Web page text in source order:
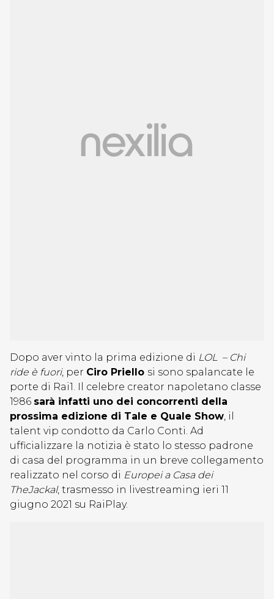
Dopo aver vinto la prima edizione di LOL – Chi
ride è fuori, per Ciro Priello si sono spalancate le
porte di Rai1. Il celebre creator napoletano classe
1986 sarà infatti uno dei concorrenti della
prossima edizione di Tale e Quale Show, il
talent vip condotto da Carlo Conti. Ad
ufficializzare la notizia è stato lo stesso padrone
di casa del programma in un breve collegamento
realizzato nel corso di Europei a Casa dei
TheJackal, trasmesso in livestreaming ieri 11
giugno 2021 su RaiPlay.